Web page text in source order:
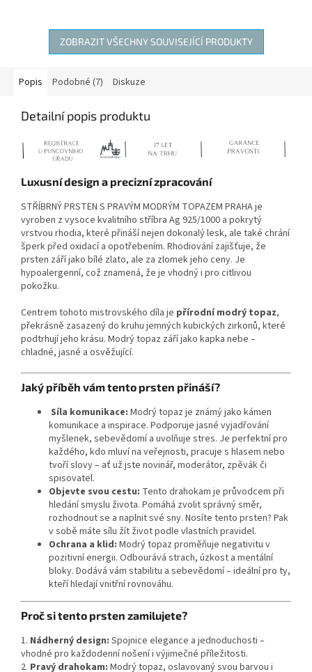
ZOBRAZIT VŠECHNY SOUVISEJÍCÍ PRODUKTY
Popis Podobné (7) Diskuze
Detailní popis produktu
Luxusní design a precizní zpracování
STŘÍBRNÝ PRSTEN S PRAVÝM MODRÝM TOPAZEM PRAHA je
vyroben z vysoce kvalitního stříbra Ag 925/1000 a pokrytý
vrstvou rhodia, které přináší nejen dokonalý lesk, ale také chrání
šperk před oxidací a opotřebením. Rhodiování zajišťuje, že
prsten září jako bílé zlato, ale za zlomek jeho ceny. Je
hypoalergenní, což znamená, že je vhodný i pro citlivou
pokožku.
Centrem tohoto mistrovského díla je přírodní modrý topaz,
překrásně zasazený do kruhu jemných kubických zirkonů, které
podtrhují jeho krásu. Modrý topaz září jako kapka nebe –
chladné, jasné a osvěžující.
Jaký příběh vám tento prsten přináší?
Síla komunikace: Modrý topaz je známý jako kámen
komunikace a inspirace. Podporuje jasné vyjadřování
myšlenek, sebevědomí a uvolňuje stres. Je perfektní pro
každého, kdo mluví na veřejnosti, pracuje s hlasem nebo
tvoří slovy – ať už jste novinář, moderátor, zpěvák či
spisovatel.
Objevte svou cestu: Tento drahokam je průvodcem při
hledání smyslu života. Pomáhá zvolit správný směr,
rozhodnout se a naplnit své sny. Nosíte tento prsten? Pak
v sobě máte sílu žít život podle vlastních pravidel.
Ochrana a klid: Modrý topaz proměňuje negativitu v
pozitivní energii. Odbourává strach, úzkost a mentální
bloky. Dodává vám stabilitu a sebevědomí – ideální pro ty,
kteří hledají vnitřní rovnováhu.
Proč si tento prsten zamilujete?
1. Nádherný design: Spojnice elegance a jednoduchosti –
vhodné pro každodenní nošení i výjimečné příležitosti.
2. Pravý drahokam: Modrý topaz, oslavovaný svou barvou i